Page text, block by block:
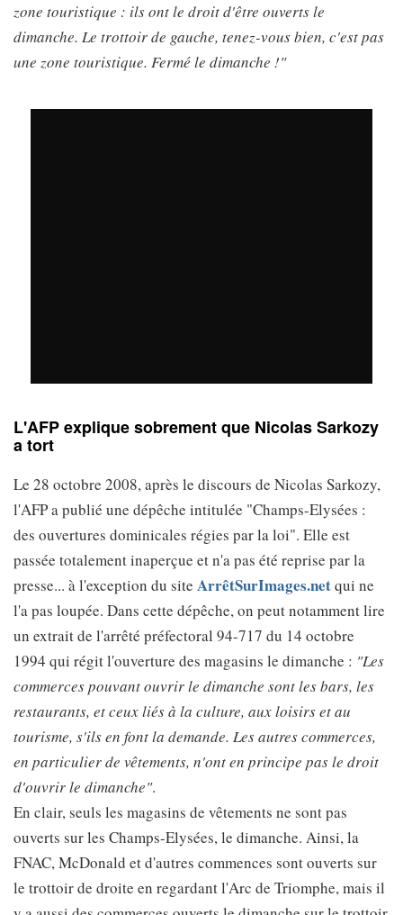
zone touristique : ils ont le droit d'être ouverts le
dimanche. Le trottoir de gauche, tenez-vous bien, c'est pas
une zone touristique. Fermé le dimanche !"
L'AFP explique sobrement que Nicolas Sarkozy
a tort
Le 28 octobre 2008, après le discours de Nicolas Sarkozy,
l'AFP a publié une dépêche intitulée "Champs-Elysées :
des ouvertures dominicales régies par la loi". Elle est
passée totalement inaperçue et n'a pas été reprise par la
presse... à l'exception du site ArrêtSurImages.netqui ne
l'a pas loupée. Dans cette dépêche, on peut notamment lire
un extrait de l'arrêté préfectoral 94-717 du 14 octobre
1994 qui régit l'ouverture des magasins le dimanche : "Les
commerces pouvant ouvrir le dimanche sont les bars, les
restaurants, et ceux liés à la culture, aux loisirs et au
tourisme, s'ils en font la demande. Les autres commerces,
en particulier de vêtements, n'ont en principe pas le droit
d'ouvrir le dimanche".
En clair, seuls les magasins de vêtements ne sont pas
ouverts sur les Champs-Elysées, le dimanche. Ainsi, la
FNAC, McDonald et d'autres commences sont ouverts sur
le trottoir de droite en regardant l'Arc de Triomphe, mais il